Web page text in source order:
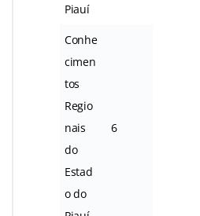
Piauí
Conhe
cimen
tos
Regio
nais
do
Estad
o do
6